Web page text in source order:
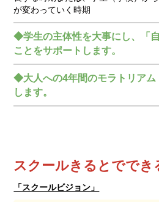
が変わっていく時期
◆学生の主体性を大事にし、「
ことをサポートします。
◆大人への4年間のモラトリアム
します。
スクールきるとででき
「スクールビジョン」